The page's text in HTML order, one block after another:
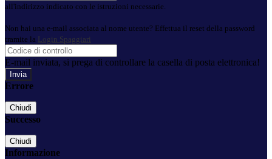
all'indirizzo indicato con le istruzioni necessarie.
Non hai una e-mail associata al nome utente? Effettua il reset della password
tramite la Login Spaggiari
E-mail inviata, si prega di controllare la casella di posta elettronica!
Errore
Chiudi
Successo
Chiudi
Informazione